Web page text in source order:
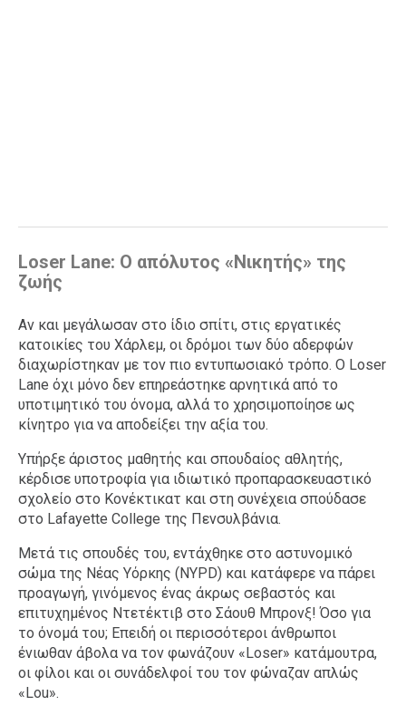
Loser Lane: Ο απόλυτος «Νικητής» της
ζωής
Αν και μεγάλωσαν στο ίδιο σπίτι, στις εργατικές
κατοικίες του Χάρλεμ, οι δρόμοι των δύο αδερφών
διαχωρίστηκαν με τον πιο εντυπωσιακό τρόπο. Ο Loser
Lane όχι μόνο δεν επηρεάστηκε αρνητικά από το
υποτιμητικό του όνομα, αλλά το χρησιμοποίησε ως
κίνητρο για να αποδείξει την αξία του.
Υπήρξε άριστος μαθητής και σπουδαίος αθλητής,
κέρδισε υποτροφία για ιδιωτικό προπαρασκευαστικό
σχολείο στο Κονέκτικατ και στη συνέχεια σπούδασε
στο Lafayette College της Πενσυλβάνια.
Μετά τις σπουδές του, εντάχθηκε στο αστυνομικό
σώμα της Νέας Υόρκης (NYPD) και κατάφερε να πάρει
προαγωγή, γινόμενος ένας άκρως σεβαστός και
επιτυχημένος Ντετέκτιβ στο Σάουθ Μπρονξ! Όσο για
το όνομά του; Επειδή οι περισσότεροι άνθρωποι
ένιωθαν άβολα να τον φωνάζουν «Loser» κατάμουτρα,
οι φίλοι και οι συνάδελφοί του τον φώναζαν απλώς
«Lou».